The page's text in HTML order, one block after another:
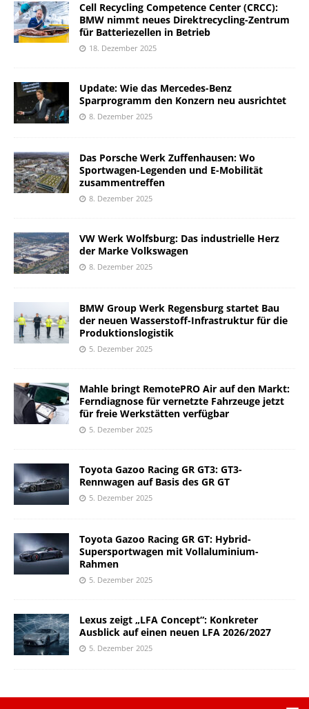
Cell Recycling Competence Center (CRCC):
BMW nimmt neues Direktrecycling-Zentrum
für Batteriezellen in Betrieb
18. Dezember 2025
Update: Wie das Mercedes-Benz
Sparprogramm den Konzern neu ausrichtet
8. Dezember 2025
Das Porsche Werk Zuffenhausen: Wo
Sportwagen-Legenden und E-Mobilität
zusammentreffen
8. Dezember 2025
VW Werk Wolfsburg: Das industrielle Herz
der Marke Volkswagen
8. Dezember 2025
BMW Group Werk Regensburg startet Bau
der neuen Wasserstoff-Infrastruktur für die
Produktionslogistik
5. Dezember 2025
Mahle bringt RemotePRO Air auf den Markt:
Ferndiagnose für vernetzte Fahrzeuge jetzt
für freie Werkstätten verfügbar
5. Dezember 2025
Toyota Gazoo Racing GR GT3: GT3-
Rennwagen auf Basis des GR GT
5. Dezember 2025
Toyota Gazoo Racing GR GT: Hybrid-
Supersportwagen mit Vollaluminium-
Rahmen
5. Dezember 2025
Lexus zeigt „LFA Concept“: Konkreter
Ausblick auf einen neuen LFA 2026/2027
5. Dezember 2025